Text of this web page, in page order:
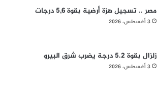
مصر .. تسجيل هزة أرضية بقوة 5,6 درجات
3 أغسطس، 2026
زلزال بقوة 5.2 درجة يضرب شرق البيرو
3 أغسطس، 2026